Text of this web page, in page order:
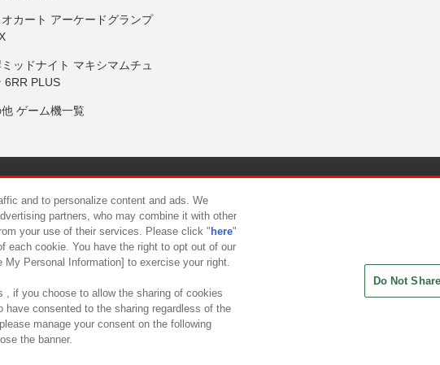
カート アーケードグランプ
ッドナイト マキシマムチュ
6RR PLUS
ゲーム機一覧
について カスタマーハラスメント対応方針
and to personalize content and ads. We
partners, who may combine it with other
your use of their services. Please click " here"
each cookie. You have the right to opt out of our
Personal Information] to exercise your right.
, if you choose to allow the sharing of cookies
have consented to the sharing regardless of the
manage your consent on the following
the banner.
Do Not